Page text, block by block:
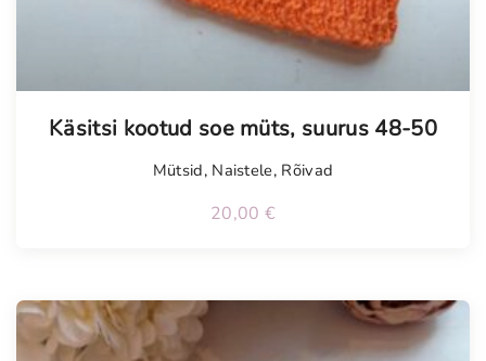
Käsitsi kootud soe müts, suurus 48-50
Mütsid, Naistele, Rõivad
20,00 €